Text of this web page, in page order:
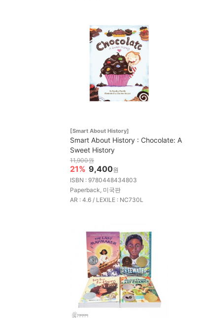
[Smart About History]
Smart About History : Chocolate: A
Sweet History
11,900원
21% 9,400원
ISBN : 9780448434803
Paperback, 미국판
AR : 4.6 / LEXILE : NC730L